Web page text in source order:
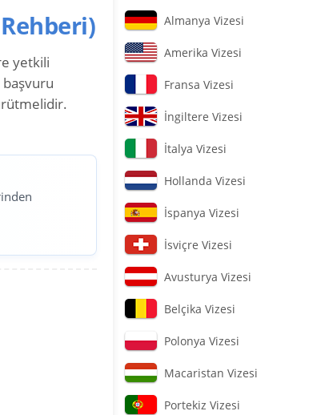
yetkili
başvuru
Almanya Vizesi
Amerika Vizesi
Fransa Vizesi
İngiltere Vizesi
İtalya Vizesi
Hollanda Vizesi
İspanya Vizesi
İsviçre Vizesi
Avusturya Vizesi
Belçika Vizesi
Polonya Vizesi
Macaristan Vizesi
Portekiz Vizesi